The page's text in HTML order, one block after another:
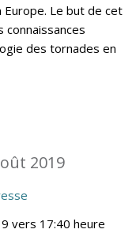
Le but de cet
des tornades en
2019
vers 17:40 heure